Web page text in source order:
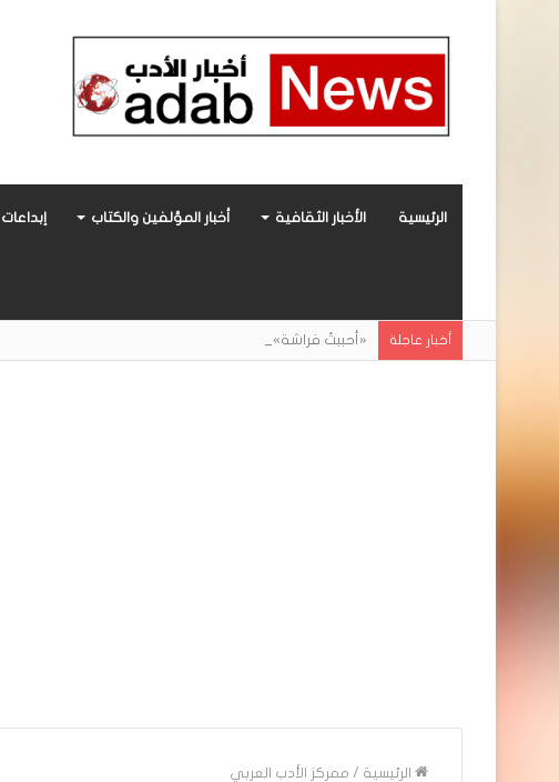
الرئيسية الأخبار الثقافية أخبار المؤلفين والكتاب إبداعات
أخبار عاجلة «أحببتُ فراشة».. رواية حديثة صادرة عن مركز الأدب
الرئيسية / ممركز الأدب العربي